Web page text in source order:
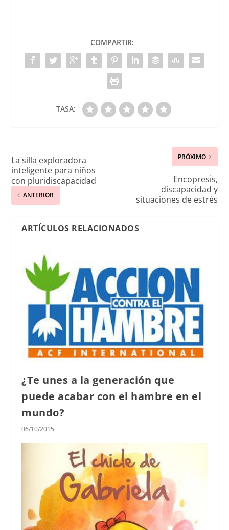
COMPARTIR:
TASA:
La silla exploradora
inteligente para niños
con pluridiscapacidad
ANTERIOR
PRÓXIMO
Encopresis,
discapacidad y
situaciones de estrés
ARTÍCULOS RELACIONADOS
¿Te unes a la generación que
puede acabar con el hambre en el
mundo?
06/10/2015